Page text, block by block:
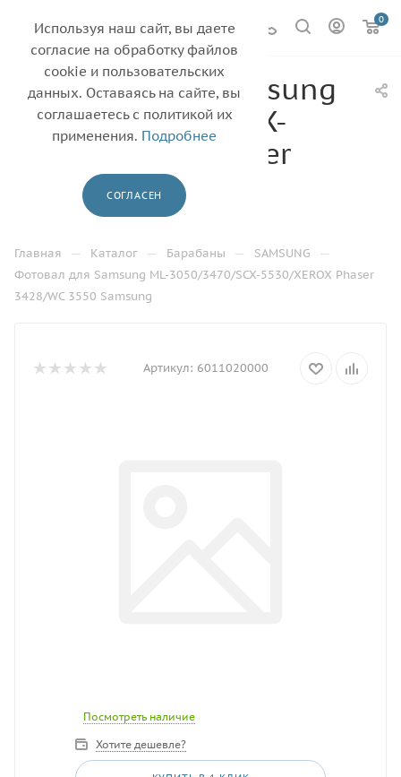
0
Фотовал для Samsung
ML-3050/3470/SCX-
5530/XEROX Phaser
3428/WC 3550
Samsung
Главная — Каталог — Барабаны — SAMSUNG —
Фотовал для Samsung ML-3050/3470/SCX-5530/XEROX Phaser
3428/WC 3550 Samsung
Артикул: 6011020000
Посмотреть наличие
Хотите дешевле?
Используя наш сайт, вы даете
согласие на обработку файлов
cookie и пользовательских
данных. Оставаясь на сайте, вы
соглашаетесь с политикой их
применения. Подробнее
СОГЛАСЕН